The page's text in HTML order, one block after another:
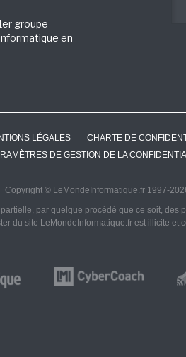
groupe
en
LÉGALES CHARTE DE
DE GESTION DE LA
Copyright © LeMondeInformatique.fr 1997-
par quelque procédé que ce soit, des
du site LeMondeInformatique.fr est illicite et